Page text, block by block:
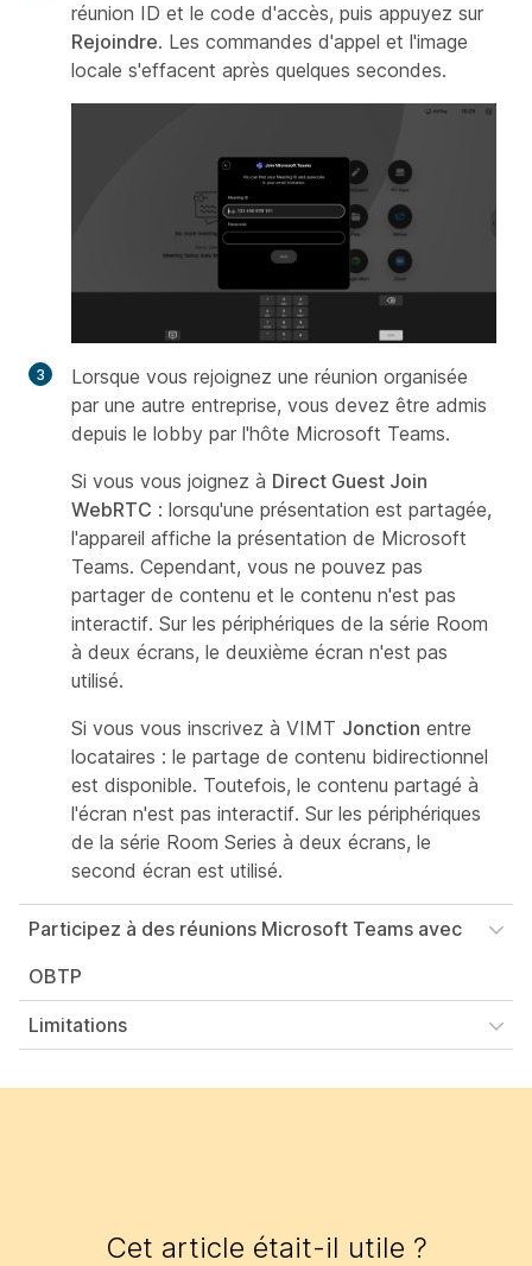
réunion ID et le code d'accès, puis appuyez sur
Rejoindre. Les commandes d'appel et l'image
locale s'effacent après quelques secondes.
Lorsque vous rejoignez une réunion organisée
par une autre entreprise, vous devez être admis
depuis le lobby par l'hôte Microsoft Teams.
Si vous vous joignez à Direct Guest Join
WebRTC : lorsqu'une présentation est partagée,
l'appareil affiche la présentation de Microsoft
Teams. Cependant, vous ne pouvez pas
partager de contenu et le contenu n'est pas
interactif. Sur les périphériques de la série Room
à deux écrans, le deuxième écran n'est pas
utilisé.
Si vous vous inscrivez à VIMT Jonction entre
locataires : le partage de contenu bidirectionnel
est disponible. Toutefois, le contenu partagé à
l'écran n'est pas interactif. Sur les périphériques
de la série Room Series à deux écrans, le
second écran est utilisé.
Participez à des réunions Microsoft Teams avec
OBTP
Limitations
Cet article était-il utile ?